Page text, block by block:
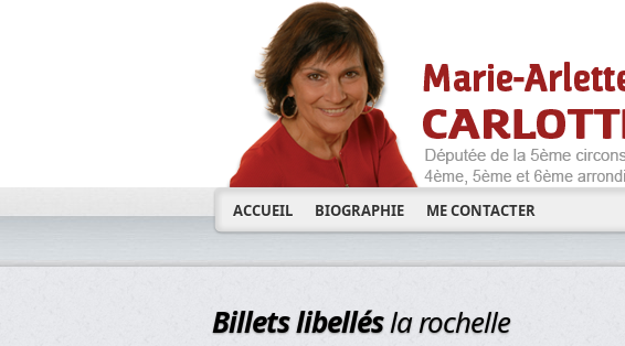
ACCUEIL BIOGRAPHIE ME CONTACTER
Billets libellésla rochelle